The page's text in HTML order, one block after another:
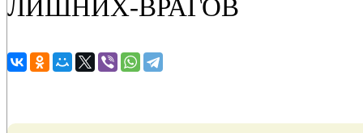
ЛИШНИХ-ВРАГОВ